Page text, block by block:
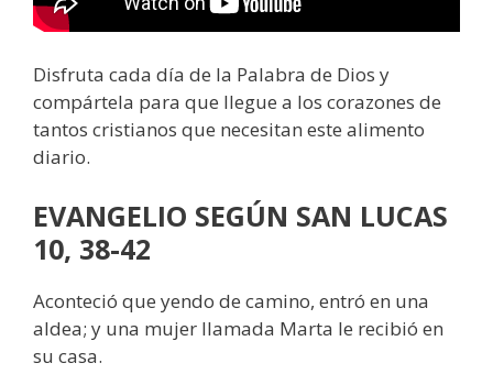
Disfruta cada día de la Palabra de Dios y
compártela para que llegue a los corazones de
tantos cristianos que necesitan este alimento
diario.
EVANGELIO SEGÚN SAN LUCAS
10, 38-42
Aconteció que yendo de camino, entró en una
aldea; y una mujer llamada Marta le recibió en
su casa.